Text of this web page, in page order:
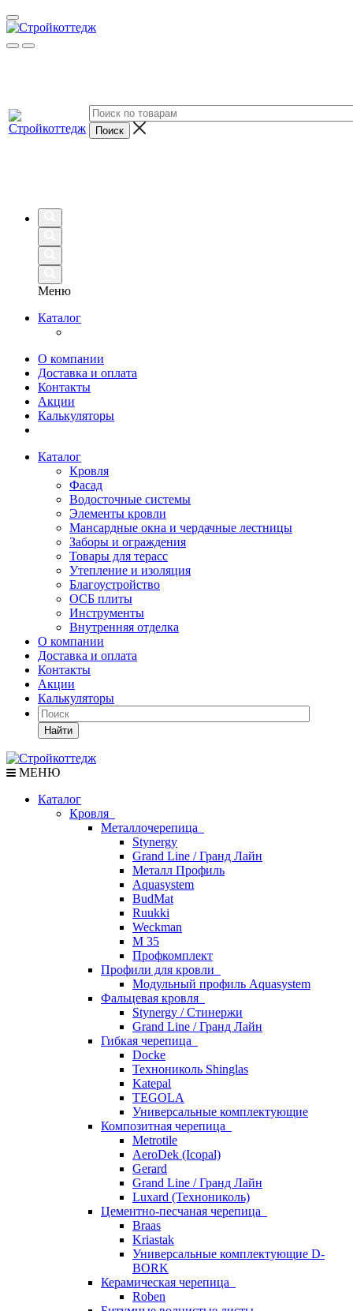
Меню
Каталог
О компании
Доставка и оплата
Контакты
Акции
Калькуляторы
Каталог
Кровля
Фасад
Водосточные системы
Элементы кровли
Мансардные окна и чердачные лестницы
Заборы и ограждения
Товары для терасс
Утепление и изоляция
Благоустройство
ОСБ плиты
Инструменты
Внутренняя отделка
О компании
Доставка и оплата
Контакты
Акции
Калькуляторы
Найти
МЕНЮ
Каталог
Кровля
Металлочерепица
Stynergy
Grand Line / Гранд Лайн
Металл Профиль
Aquasystem
BudMat
Ruukki
Weckman
М 35
Профкомплект
Профили для кровли
Модульный профиль Aquasystem
Фальцевая кровля
Stynergy / Стинержи
Grand Line / Гранд Лайн
Гибкая черепица
Docke
Технониколь Shinglas
Katepal
TEGOLA
Универсальные комплектующие
Композитная черепица
Metrotile
AeroDek (Icopal)
Gerard
Grand Line / Гранд Лайн
Luxard (Технониколь)
Цементно-песчаная черепица
Braas
Kriastak
Универсальные комплектующие D-
BORK
Керамическая черепица
Roben